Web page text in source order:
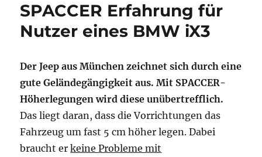
SPACCER Erfahrung für
Nutzer eines BMW iX3
Der Jeep aus München zeichnet sich durch eine
gute Geländegängigkeit aus. Mit SPACCER-
Höherlegungen wird diese unübertrefflich.
Das liegt daran, dass die Vorrichtungen das
Fahrzeug um fast 5 cm höher legen. Dabei
braucht erkeine Probleme mit